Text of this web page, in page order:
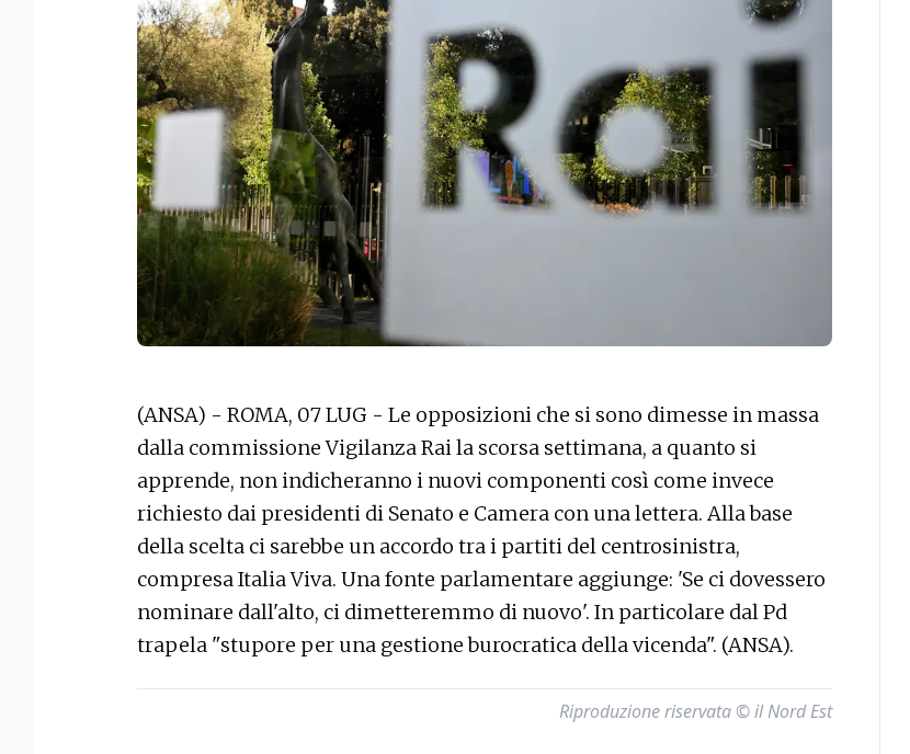
(ANSA) - ROMA, 07 LUG - Le opposizioni che si sono dimesse in massa
dalla commissione Vigilanza Rai la scorsa settimana, a quanto si
apprende, non indicheranno i nuovi componenti così come invece
richiesto dai presidenti di Senato e Camera con una lettera. Alla base
della scelta ci sarebbe un accordo tra i partiti del centrosinistra,
compresa Italia Viva. Una fonte parlamentare aggiunge: 'Se ci dovessero
nominare dall'alto, ci dimetteremmo di nuovo'. In particolare dal Pd
trapela "stupore per una gestione burocratica della vicenda". (ANSA).
Riproduzione riservata © il Nord Est